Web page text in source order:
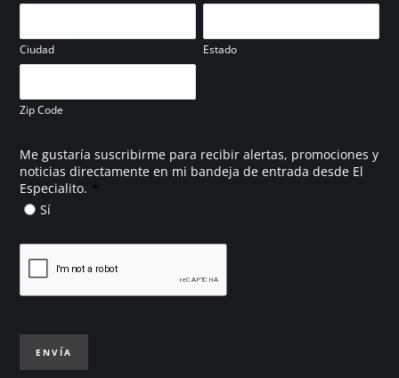
Ciudad Estado
Zip Code
Me gustaría suscribirme para recibir alertas, promociones y
noticias directamente en mi bandeja de entrada desde El
Especialito. *
Sí
ENVÍA